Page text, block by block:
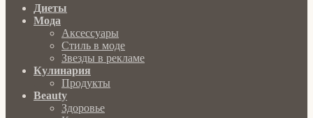
Диеты
Мода
Аксессуары
Стиль в моде
Звезды в рекламе
Кулинария
Продукты
Beauty
Здоровье